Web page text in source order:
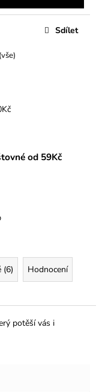
Sdílet
od 59Kč
(6) Hodnocení
potěší vás i